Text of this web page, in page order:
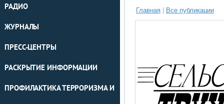
РАДИО
ЖУРНАЛЫ
ПРЕСС-ЦЕНТРЫ
РАСКРЫТИЕ ИНФОРМАЦИИ
ПРОФИЛАКТИКА ТЕРРОРИЗМА И
Главная Все публикации